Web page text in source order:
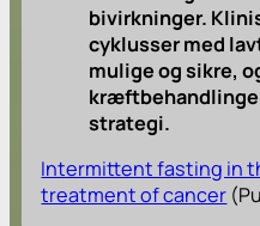
bivirkninger.
cyklusser med
mulige og sikre,
strategi.
Intermittent fasting in
treatment of cancer